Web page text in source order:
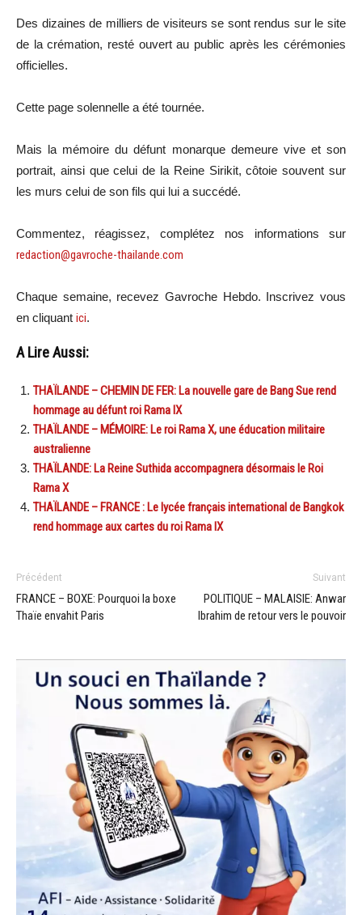
Des dizaines de milliers de visiteurs se sont rendus sur le site
de la crémation, resté ouvert au public après les cérémonies
officielles.
Cette page solennelle a été tournée.
Mais la mémoire du défunt monarque demeure vive et son
portrait, ainsi que celui de la Reine Sirikit, côtoie souvent sur
les murs celui de son fils qui lui a succédé.
Commentez, réagissez, complétez nos informations sur
redaction@gavroche-thailande.com
Chaque semaine, recevez Gavroche Hebdo. Inscrivez vous
en cliquant ici.
A Lire Aussi:
THAÏLANDE – CHEMIN DE FER: La nouvelle gare de Bang Sue rend
hommage au défunt roi Rama IX
THAÏLANDE – MÉMOIRE: Le roi Rama X, une éducation militaire
australienne
THAÏLANDE: La Reine Suthida accompagnera désormais le Roi
Rama X
THAÏLANDE – FRANCE : Le lycée français international de Bangkok
rend hommage aux cartes du roi Rama IX
Précédent
FRANCE – BOXE: Pourquoi la boxe
Thaïe envahit Paris
Suivant
POLITIQUE – MALAISIE: Anwar
Ibrahim de retour vers le pouvoir